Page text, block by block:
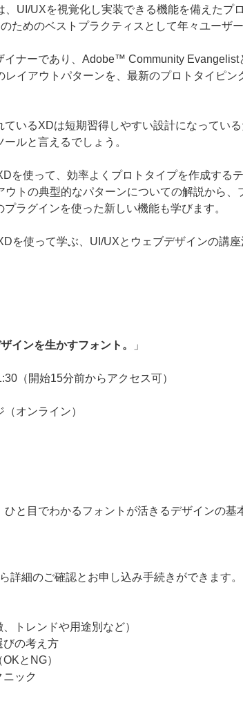
UI/UXを視覚化し実装できる機能を備えたプ
めのベストプラクティスとして年々ユーザー
イナーであり、Adobe™ Community
レイアウトパターンを、最新のプロトタイピ
いるXDは短期習得しやすい設計になってい
ルと言えるでしょう。
を使って、効率よくプロトタイプを作成する
トの典型的なパターンについての解説から
ラグインを使った新しい機能も学びます。
を使って学ぶ、UI/UXとウェブデザインの講座
インを生かすフォント。 」
（開始15分前からアクセス可）
オンライン）
と目でわかるフォントが活きるデザインの基
詳細のご確認とお申し込み手続きができます。
トレンドや用途別など）
びの考え方
とNG）
ック